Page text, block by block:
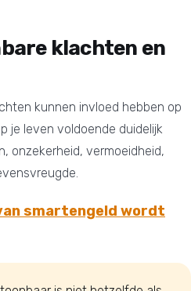
klachten en
kunnen invloed hebben op
je leven voldoende duidelijk
onzekerheid, vermoeidheid,
smartengeld wordt